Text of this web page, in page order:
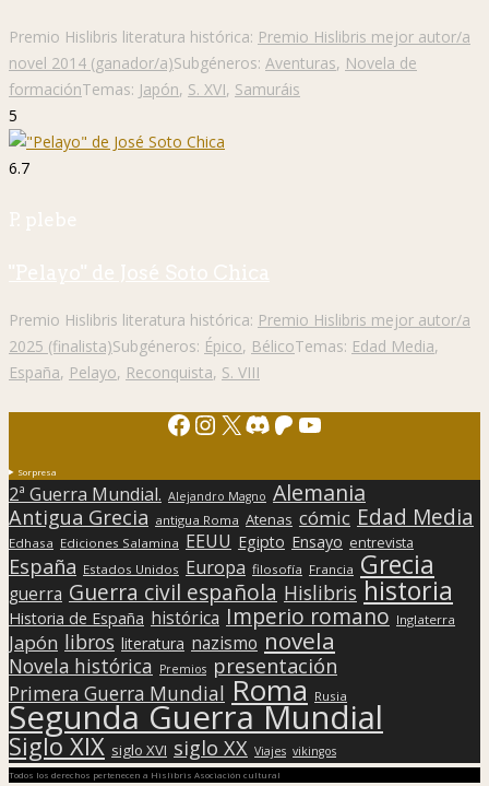
Premio Hislibris literatura histórica: Premio Hislibris mejor autor/a
novel 2014 (ganador/a)Subgéneros: Aventuras, Novela de
formaciónTemas: Japón, S. XVI, Samuráis
5
6.7
P. plebe
"Pelayo" de José Soto Chica
Premio Hislibris literatura histórica: Premio Hislibris mejor autor/a
2025 (finalista)Subgéneros: Épico, BélicoTemas: Edad Media,
España, Pelayo, Reconquista, S. VIII
Facebook
Instagram
X Discord
Patreon
YouTube
Sorpresa
2ª Guerra Mundial. Alejandro Magno Alemania
Antigua Grecia antigua Roma Atenas cómic Edad Media
Edhasa Ediciones Salamina EEUU Egipto Ensayo entrevista
España Estados Unidos Europa filosofía Francia Grecia
guerra Guerra civil española Hislibris historia
Historia de España histórica Imperio romano Inglaterra
Japón libros literatura nazismo novela
Novela histórica Premios presentación
Primera Guerra Mundial Roma Rusia
Segunda Guerra Mundial
Siglo XIX siglo XVI siglo XX Viajes vikingos
Todos los derechos pertenecen a Hislibris Asociación cultural